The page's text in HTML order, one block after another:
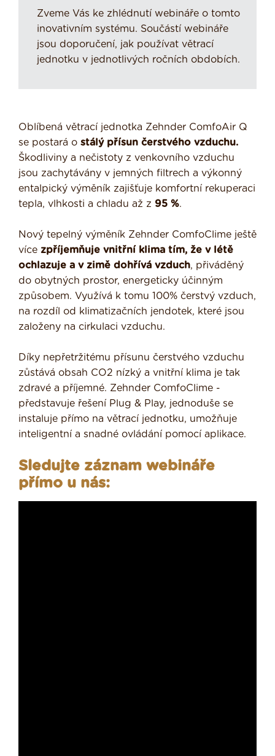
Zveme Vás ke zhlédnutí webináře o tomto
inovativním systému. Součástí webináře
jsou doporučení, jak používat větrací
jednotku v jednotlivých ročních obdobích.
Oblíbená větrací jednotka Zehnder ComfoAir Q
se postará o stálý přísun čerstvého vzduchu.
Škodliviny a nečistoty z venkovního vzduchu
jsou zachytávány v jemných filtrech a výkonný
entalpický výměník zajišťuje komfortní rekuperaci
tepla, vlhkosti a chladu až z 95 %.
Nový tepelný výměník Zehnder ComfoClime ještě
více zpříjemňuje vnitřní klima tím, že v létě
ochlazuje a v zimě dohřívá vzduch, přiváděný
do obytných prostor, energeticky účinným
způsobem. Využívá k tomu 100% čerstvý vzduch,
na rozdíl od klimatizačních jendotek, které jsou
založeny na cirkulaci vzduchu.
Díky nepřetržitému přísunu čerstvého vzduchu
zůstává obsah CO2 nízký a vnitřní klima je tak
zdravé a příjemné. Zehnder ComfoClime -
představuje řešení Plug & Play, jednoduše se
instaluje přímo na větrací jednotku, umožňuje
inteligentní a snadné ovládání pomocí aplikace.
Sledujte záznam webináře
přímo u nás: